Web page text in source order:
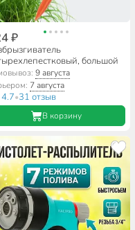
₽
большой
9 августа
7 августа
4.7•31 отзыв
В корзину